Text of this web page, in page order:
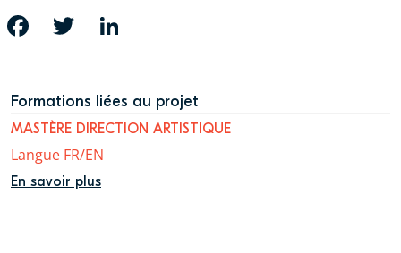
FACEBOOK TWITTER
Formations liées au projet
MASTÈRE DIRECTION ARTISTIQUE
Langue FR/EN
En savoir plus